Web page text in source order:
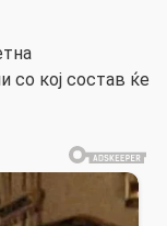
со кој состав ќе